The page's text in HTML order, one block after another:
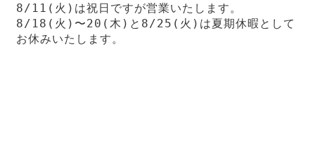
8/11(火)は祝日ですが営業いたします。
8/18(火)〜20(木)と8/25(火)は夏期休暇として
お休みいたします。